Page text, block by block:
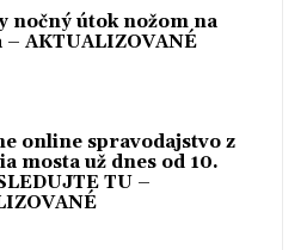
nočný útok nožom na
AKTUALIZOVANÉ
online spravodajstvo z
mosta už dnes od 10.
TU –